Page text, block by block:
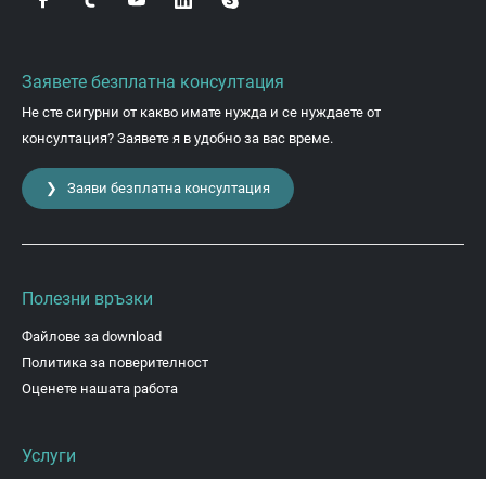
Заявете безплатна консултация
Не сте сигурни от какво имате нужда и се нуждаете от
консултация? Заявете я в удобно за вас време.
❯ Заяви безплатна консултация
Полезни връзки
Файлове за download
Политика за поверителност
Оценете нашата работа
Услуги